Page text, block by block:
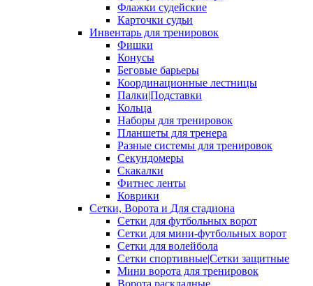
Флажки судейские
Карточки судьи
Инвентарь для тренировок
Фишки
Конусы
Беговые барьеры
Координационные лестницы
Палки|Подставки
Кольца
Наборы для тренировок
Планшеты для тренера
Разные системы для тренировок
Секундомеры
Скакалки
Фитнес ленты
Коврики
Сетки, Ворота и Для стадиона
Сетки для футбольных ворот
Сетки для мини-футбольных ворот
Сетки для волейбола
Сетки спортивные|Сетки защитные
Мини ворота для тренировок
Ворота раскладные